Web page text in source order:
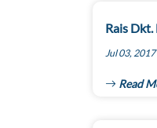
Rais
Jul 03, 2017
Read